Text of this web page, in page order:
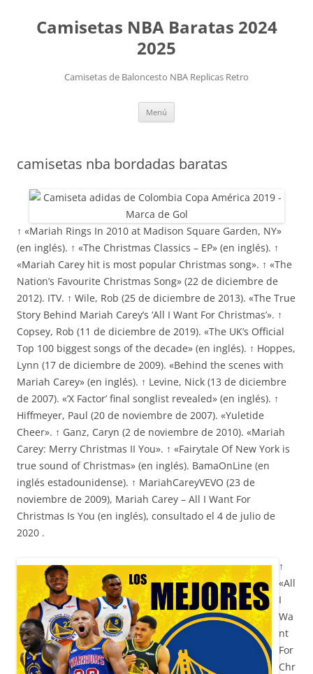
Camisetas NBA Baratas 2024
2025
Camisetas de Baloncesto NBA Replicas Retro
Menú
camisetas nba bordadas baratas
↑ «Mariah Rings In 2010 at Madison Square Garden, NY»
(en inglés). ↑ «The Christmas Classics – EP» (en inglés). ↑
«Mariah Carey hit is most popular Christmas song». ↑ «The
Nation’s Favourite Christmas Song» (22 de diciembre de
2012). ITV. ↑ Wile, Rob (25 de diciembre de 2013). «The True
Story Behind Mariah Carey’s ‘All I Want For Christmas’». ↑
Copsey, Rob (11 de diciembre de 2019). «The UK’s Official
Top 100 biggest songs of the decade» (en inglés). ↑ Hoppes,
Lynn (17 de diciembre de 2009). «Behind the scenes with
Mariah Carey» (en inglés). ↑ Levine, Nick (13 de diciembre
de 2007). «’X Factor’ final songlist revealed» (en inglés). ↑
Hiffmeyer, Paul (20 de noviembre de 2007). «Yuletide
Cheer». ↑ Ganz, Caryn (2 de noviembre de 2010). «Mariah
Carey: Merry Christmas II You». ↑ «Fairytale Of New York is
true sound of Christmas» (en inglés). BamaOnLine (en
inglés estadounidense). ↑ MariahCareyVEVO (23 de
noviembre de 2009), Mariah Carey – All I Want For
Christmas Is You (en inglés), consultado el 4 de julio de
2020 .
↑
«All
I
Wa
nt
For
Chr